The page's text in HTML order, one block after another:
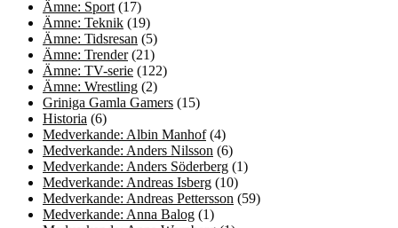
Ämne: Sport (17)
Ämne: Teknik (19)
Ämne: Tidsresan (5)
Ämne: Trender(21)
Ämne: TV-serie (122)
Ämne: Wrestling (2)
Griniga Gamla Gamers (15)
Historia (6)
Medverkande: Albin Manhof(4)
Medverkande: Anders Nilsson (6)
Medverkande: Anders Söderberg (1)
Medverkande: Andreas Isberg (10)
Medverkande: Andreas Pettersson (59)
Medverkande: Anna Balog (1)